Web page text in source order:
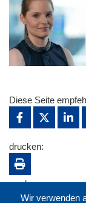
Wir verwenden
Diese Seite
drucken:
merken: